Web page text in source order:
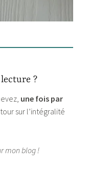
?
une fois par
sur l’intégralité
mon blog !